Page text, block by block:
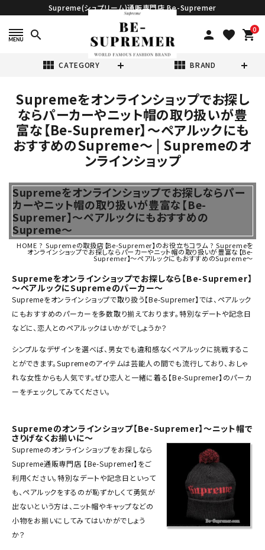
Supreme(シュプリーム)通販専門店 Be-Supremer
search person favorite 0
shopping_cart
view_module CATEGORY view_module BRAND
search
表示する商品はありません。
NEW ITEMS
CATEGORY
Tシャツ・ロングスリーブ
パーカー・トレーナー
ジャケット・アウター
キャップ・ハット
ニット帽・ビーニー
バックパック・リュック
スニーカー・ブーツ
パンツ・ショーツ
アクセサリー
COLLABORATION BRAND
Supremeをオンラインショップでお探し
ならパーカーやニット帽の取り扱いが豊
富な【Be-Supremer】～ペアルックにも
おすすめのSupreme～ | Supremeのオ
ンラインショップ
Supremeをオンラインショップでお探しならパー
カーやニット帽の取り扱いが豊富な【Be-
Supremer】～ペアルックにもおすすめの
Supreme～
HOME ? Supremeの取扱店【Be-Supremer】のお役立ちコラム ?Supremeを
オンラインショップでお探しならパーカーやニット帽の取り扱いが豊富な【Be-
Supremer】～ペアルックにもおすすめのSupreme～
Supremeをオンラインショップでお探しなら【Be-Supremer】
～ペアルックにSupremeのパーカー～
Supremeをオンラインショップで取り扱う【Be-Supremer】では、ペアルック
にもおすすめのパーカーを多数取り揃えております。特別なデートや記念日
などに、恋人とのペアルックはいかがでしょうか？
シンプルなデザインを選べば、男女でも違和感なくペアルックに挑戦するこ
とができます。Supremeのアイテムは芸能人の間でも流行しており、おしゃ
れな女性からも人気です。ぜひ恋人と一緒に着る【Be-Supremer】のパーカ
ーをチェックしてみてください。
Supremeのオンラインショップ【Be-Supremer】～ニット帽で
さりげなくお揃いに～
Supremeのオンラインショップをお探しなら
Supreme通販専門店 【Be-Supremer】をご
利用ください。特別なデートや記念日といって
も、ペアルックをするのが恥ずかしくて勇気が
出ないという方は、 ニット帽やキャップなどの
小物をお揃いにしてみてはいかがでしょう
か？